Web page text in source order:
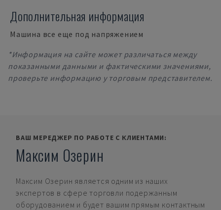
Дополнительная информация
Машина все еще под напряжением
*Информация на сайте может различаться между
показанными данными и фактическими значениями,
проверьте информацию у торговым представителем.
ВАШ МЕРЕДЖЕР ПО РАБОТЕ С КЛИЕНТАМИ:
Максим Озерин
Максим Озерин является одним из наших
экспертов в сфере торговли подержанным
оборудованием и будет вашим прямым контактным